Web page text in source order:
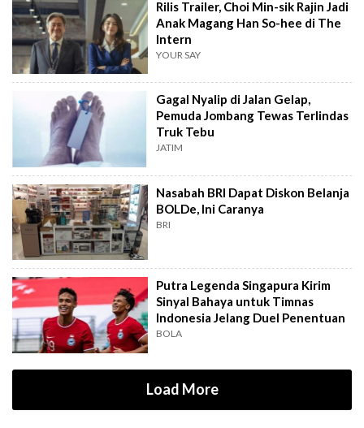
Rilis Trailer, Choi Min-sik Rajin Jadi
Anak Magang Han So-hee di The
Intern
YOUR SAY
Gagal Nyalip di Jalan Gelap,
Pemuda Jombang Tewas Terlindas
Truk Tebu
JATIM
Nasabah BRI Dapat Diskon Belanja
BOLDe, Ini Caranya
BRI
Putra Legenda Singapura Kirim
Sinyal Bahaya untuk Timnas
Indonesia Jelang Duel Penentuan
BOLA
Load More